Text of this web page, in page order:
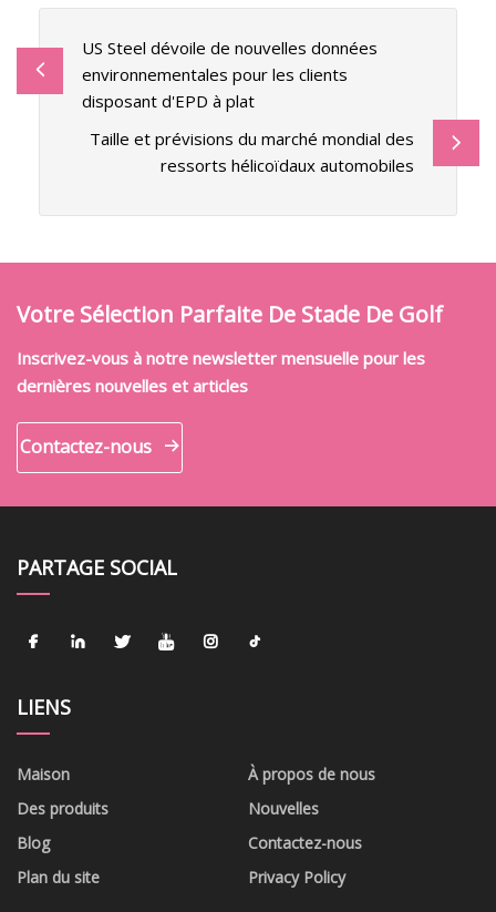
US Steel dévoile de nouvelles données
environnementales pour les clients
disposant d'EPD à plat
Taille et prévisions du marché mondial des
ressorts hélicoïdaux automobiles
Votre Sélection Parfaite De Stade De Golf
Inscrivez-vous à notre newsletter mensuelle pour les
dernières nouvelles et articles
Contactez-nous
PARTAGE SOCIAL
LIENS
Maison
À propos de nous
Des produits
Nouvelles
Blog
Contactez-nous
Plan du site
Privacy Policy